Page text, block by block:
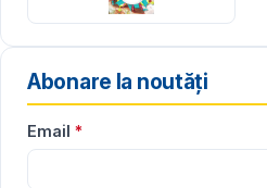
Abonare la noutăți
Email